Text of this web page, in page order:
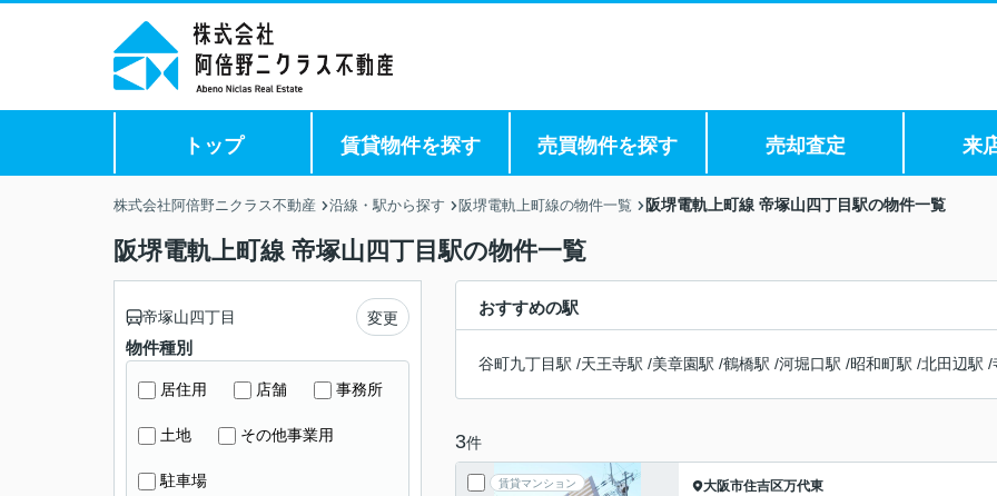
トップ 賃貸物件を探す 売買物件を探す 売却査定 来
株式会社阿倍野ニクラス不動産 沿線・駅から探す 阪堺電軌上町線の物件一覧 阪堺電軌上町線 帝塚山四丁目駅の物件一覧
阪堺電軌上町線 帝塚山四丁目駅の物件一覧
おすすめの駅
谷町九丁目駅 /天王寺駅 /美章園駅 /鶴橋駅 /河堀口駅 /昭和町駅 /北田辺駅 /
3件
賃貸マンション 大阪市住吉区万代東
帝塚山四丁目 変更
物件種別
居住用 店舗 事務所
土地 その他事業用
駐車場